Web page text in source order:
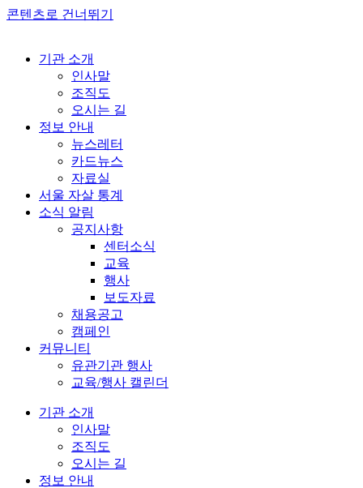
콘텐츠로 건너뛰기
기관 소개
인사말
조직도
오시는 길
정보 안내
뉴스레터
카드뉴스
자료실
서울 자살 통계
소식 알림
공지사항
센터소식
교육
행사
보도자료
채용공고
캠페인
커뮤니티
유관기관 행사
교육/행사 캘린더
기관 소개
인사말
조직도
오시는 길
정보 안내